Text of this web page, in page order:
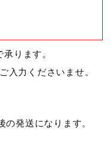
指のねじれに添
立体的に縫製す
ります。
入力くださいませ。
発送になります。